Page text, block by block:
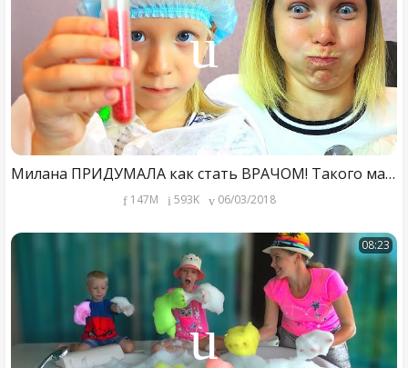
Милана ПРИДУМАЛА как стать ВРАЧОМ! Такого мама НЕ ОЖИДАЛА! Веселые и смешные моменты ЗА КАДРОМ!
147M 593K 06/03/2018
08:23